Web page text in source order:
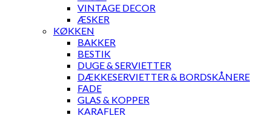
VINTAGE DECOR
ÆSKER
KØKKEN
BAKKER
BESTIK
DUGE & SERVIETTER
DÆKKESERVIETTER & BORDSKÅNERE
FADE
GLAS & KOPPER
KARAFLER